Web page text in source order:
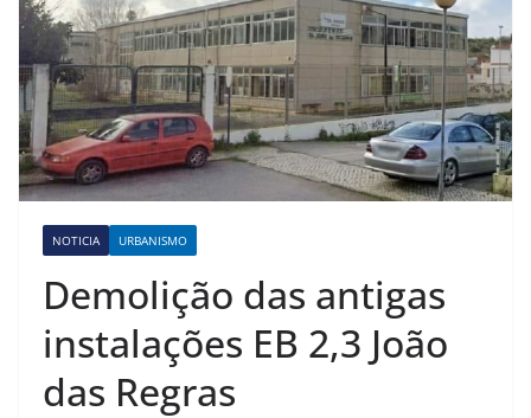
NOTICIA URBANISMO
Demolição das antigas
instalações EB 2,3 João
das Regras